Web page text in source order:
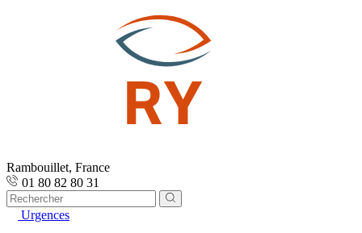
Rambouillet, France
01 80 82 80 31
Urgences